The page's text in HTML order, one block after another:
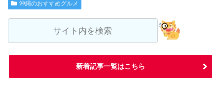
沖縄のおすすめグルメ
新着記事一覧はこちら